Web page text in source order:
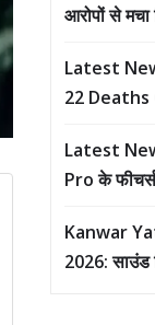
आरोपों से मचा
Latest
22 Deaths
Latest
Pro के
Kanwar
2026: साउंड